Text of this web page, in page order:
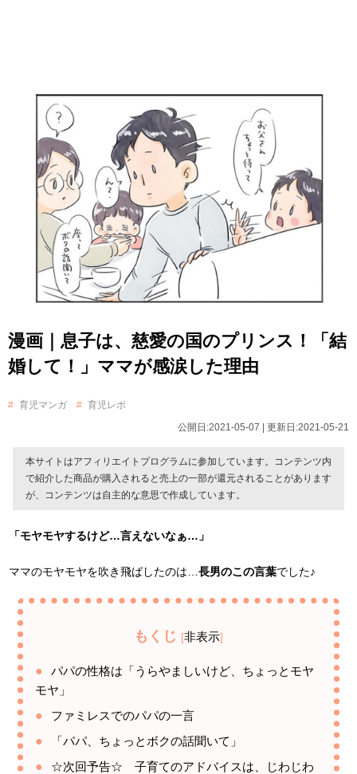
漫画｜息子は、慈愛の国のプリンス！「結
婚して！」ママが感涙した理由
育児マンガ
育児レポ
公開日:2021-05-07 | 更新日:2021-05-21
本サイトはアフィリエイトプログラムに参加しています。コンテンツ内
で紹介した商品が購入されると売上の一部が還元されることがあります
が、コンテンツは自主的な意思で作成しています。
「モヤモヤするけど…言えないなぁ…」
ママのモヤモヤを吹き飛ばしたのは…長男のこの言葉でした♪
もくじ [非表示]
パパの性格は「うらやましいけど、ちょっとモヤ
モヤ」
ファミレスでのパパの一言
「パパ、ちょっとボクの話聞いて」
☆次回予告☆ 子育てのアドバイスは、じわじわ